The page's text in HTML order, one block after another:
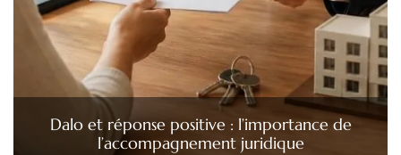
Dalo et réponse positive : l’importance de
l’accompagnement juridique